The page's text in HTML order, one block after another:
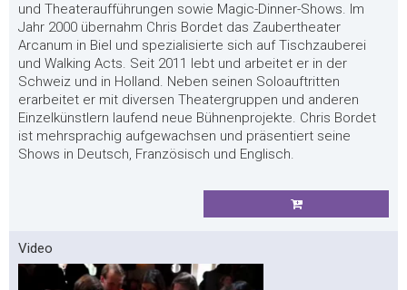
und Theateraufführungen sowie Magic-Dinner-Shows. Im
Jahr 2000 übernahm Chris Bordet das Zaubertheater
Arcanum in Biel und spezialisierte sich auf Tischzauberei
und Walking Acts. Seit 2011 lebt und arbeitet er in der
Schweiz und in Holland. Neben seinen Soloauftritten
erarbeitet er mit diversen Theatergruppen und anderen
Einzelkünstlern laufend neue Bühnenprojekte. Chris Bordet
ist mehrsprachig aufgewachsen und präsentiert seine
Shows in Deutsch, Französisch und Englisch.
Video